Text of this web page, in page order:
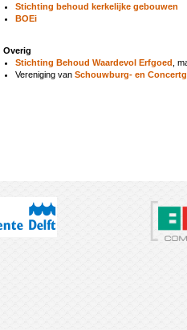
Stichting behoud kerkelijke gebouwen
BOEi
Overig
Stichting Behoud Waardevol Erfgoed ,
Vereniging van Schouwburg- en
maatschappelijke